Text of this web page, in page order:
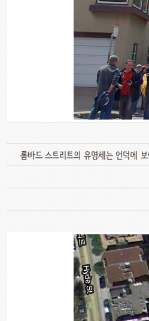
롬바드 스트리트의 유명세는 언덕에